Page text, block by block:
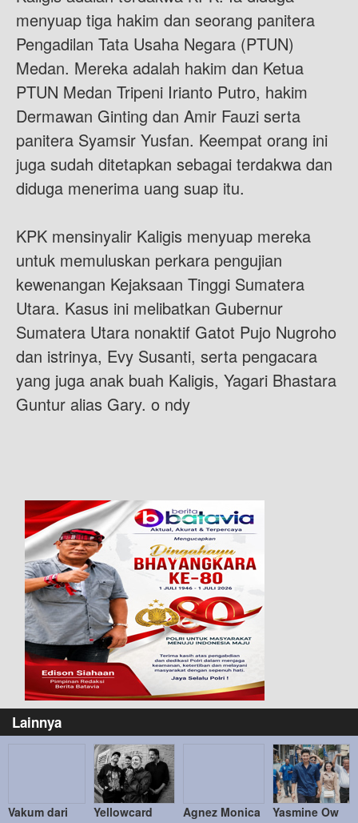
menyuap tiga hakim dan seorang panitera
Pengadilan Tata Usaha Negara (PTUN)
Medan. Mereka adalah hakim dan Ketua
PTUN Medan Tripeni Irianto Putro, hakim
Dermawan Ginting dan Amir Fauzi serta
panitera Syamsir Yusfan. Keempat orang ini
juga sudah ditetapkan sebagai terdakwa dan
diduga menerima uang suap itu.
KPK mensinyalir Kaligis menyuap mereka
untuk memuluskan perkara pengujian
kewenangan Kejaksaan Tinggi Sumatera
Utara. Kasus ini melibatkan Gubernur
Sumatera Utara nonaktif Gatot Pujo Nugroho
dan istrinya, Evy Susanti, serta pengacara
yang juga anak buah Kaligis, Yagari Bhastara
Guntur alias Gary. o ndy
Lainnya
Vakum dari
Yellowcard
Agnez Monica
Yasmine Ow